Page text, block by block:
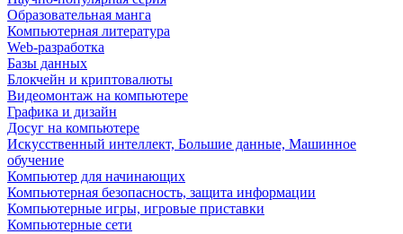
Образовательная манга
Компьютерная литература
Web-разработка
Базы данных
Блокчейн и криптовалюты
Видеомонтаж на компьютере
Графика и дизайн
Досуг на компьютере
Искусственный интеллект, Большие данные, Машинное
обучение
Компьютер для начинающих
Компьютерная безопасность, защита информации
Компьютерные игры, игровые приставки
Компьютерные сети